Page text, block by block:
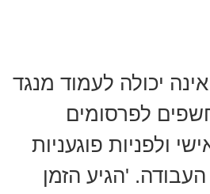
יכולה לעמוד מנגד
לפרסומים
ולפניות פוגעניות
'הגיע הזמן